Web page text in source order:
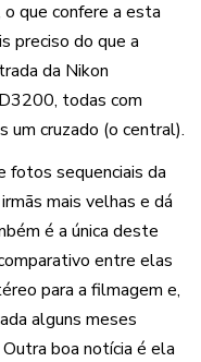
que confere a esta
preciso do que a
da Nikon
todas com
cruzado (o central).
fotos sequenciais da
mais velhas e dá
é a única deste
entre elas
para a filmagem e,
alguns meses
boa notícia é ela